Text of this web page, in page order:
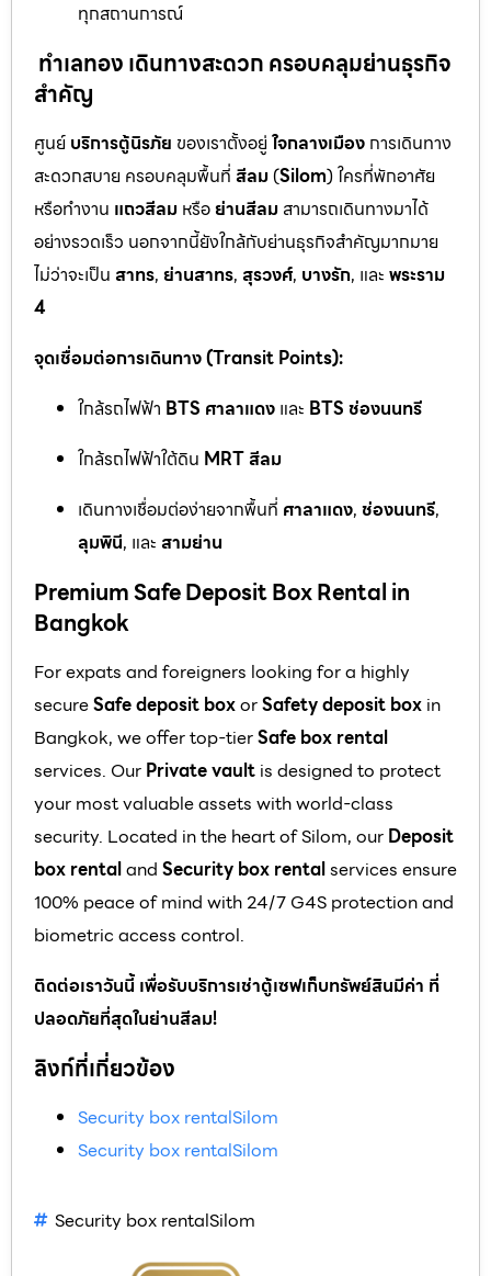
ทุกสถานการณ์
ทำเลทอง เดินทางสะดวก ครอบคลุมย่านธุรกิจ
สำคัญ
ศูนย์ บริการตู้นิรภัย ของเราตั้งอยู่ ใจกลางเมือง การเดินทาง
สะดวกสบาย ครอบคลุมพื้นที่ สีลม(Silom) ใครที่พักอาศัย
หรือทำงาน แถวสีลม หรือย่านสีลม สามารถเดินทางมาได้
อย่างรวดเร็ว นอกจากนี้ยังใกล้กับย่านธุรกิจสำคัญมากมาย
ไม่ว่าจะเป็น สาทร, ย่านสาทร, สุรวงศ์, บางรัก, และ พระราม
4
จุดเชื่อมต่อการเดินทาง (Transit Points):
ใกล้รถไฟฟ้า BTS ศาลาแดง และ BTS ช่องนนทรี
ใกล้รถไฟฟ้าใต้ดิน MRT สีลม
เดินทางเชื่อมต่อง่ายจากพื้นที่ ศาลาแดง, ช่องนนทรี,
ลุมพินี, และ สามย่าน
Premium Safe Deposit Box Rental in
Bangkok
For expats and foreigners looking for a highly
secureSafe deposit boxorSafety deposit box in
Bangkok, we offer top-tierSafe box rental
services. Our Private vault is designed to protect
your most valuable assets with world-class
security. Located in the heart of Silom, our Deposit
box rentaland Security box rentalservices ensure
100% peace of mind with 24/7 G4S protection and
biometric access control.
ติดต่อเราวันนี้ เพื่อรับบริการเช่าตู้เซฟเก็บทรัพย์สินมีค่า ที่
ปลอดภัยที่สุดในย่านสีลม!
ลิงก์ที่เกี่ยวข้อง
Security box rentalSilom
Security box rentalSilom
Security box rentalSilom